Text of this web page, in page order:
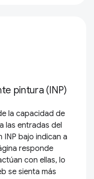
pintura (INP)
la capacidad de
las entradas del
INP bajo indican a
responde
con ellas, lo
se sienta más